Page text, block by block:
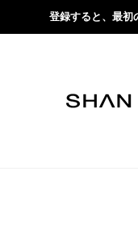
登録すると、最初